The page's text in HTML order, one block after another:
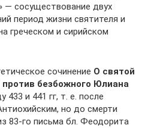
— сосуществование двух
период жизни святителя и
греческом и сирийском
сочинение О святой
против безбожного Юлиана
и 441 гг, т. е. после
но до смерти
83-го письма бл. Феодорита